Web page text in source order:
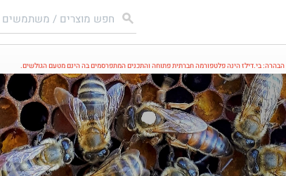
הבהרה: בי.דילז הינה פלטפורמה חברתית פתוחה והתכנים המתפרסמים בה הינם מטעם הגולשים.